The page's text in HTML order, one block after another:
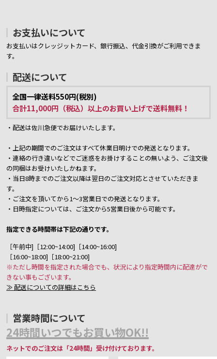
お支払いについて
お支払いはクレッジットカード、銀行振込、代金引換がご利用できま
す。
配送について
全国一律送料550円(税別)
合計11,000円（税込）以上のお買い上げで送料無料！
・配送は佐川急便でお届けいたします。
・上記の期間でのご注文はすべて休業日明けでの発送となります。
・連絡の行き違いなどでご迷惑をお掛けすることの無いよう、ご注文後
の同梱はお受けいたしかねます。
・当日8時までのご注文以降は翌日のご注文対応とさせていただきま
す。
・ご注文を頂いてから1～3営業日での発送となります。
・日時指定については、ご注文から5営業日後から可能です。
指定できる時間帯は下記の通りです。
［午前中]［12:00~14:00]［14:00~16:00]
［16:00~18:00]［18:00~21:00]
※ただし時間を指定された場合でも、状況により指定時間内に配達がで
きない事もございます。
≫ 配送についての詳細はこちら
営業時間について
24時間いつでもお買い物OK!!
ネットでのご注文は「24時間」受け付けております。